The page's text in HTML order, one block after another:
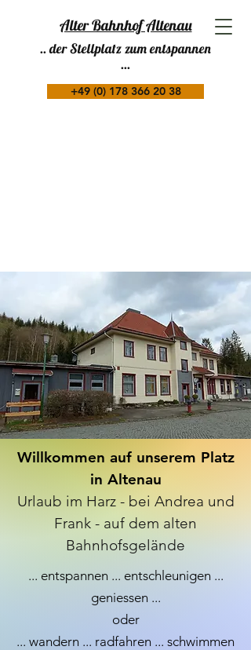
+49 (0) 178 366 20 38
Alter Bahnhof Altenau
.. der Stellplatz zum entspannen
...
Willkommen auf unserem Platz
in Altenau
Urlaub im Harz - bei Andrea und
Frank - auf dem alten
Bahnhofsgelände
... entspannen ... entschleunigen ...
geniessen ...
oder
... wandern ... radfahren ... schwimmen